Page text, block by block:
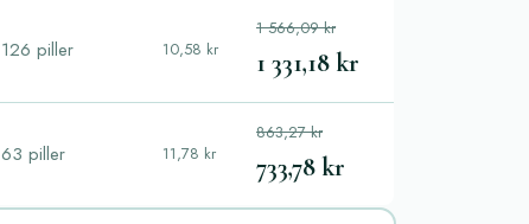
126 piller 10,58 kr
1 566,09 kr
1 331,18 kr
63 piller 11,78 kr
863,27 kr
733,78 kr